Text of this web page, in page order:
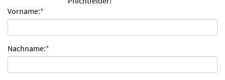
e
Vorname:*
Nachname:*